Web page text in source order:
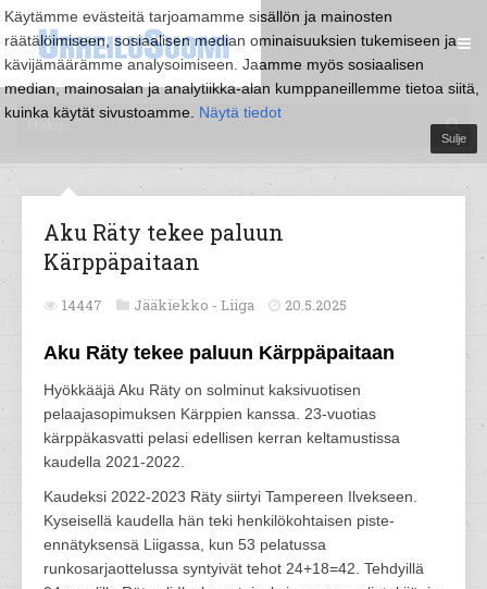
Käytämme evästeitä tarjoamamme sisällön ja mainosten
räätälöimiseen, sosiaalisen median ominaisuuksien tukemiseen ja
kävijämäärämme analysoimiseen. Jaamme myös sosiaalisen
median, mainosalan ja analytiikka-alan kumppaneillemme tietoa siitä,
kuinka käytät sivustoamme. Näytä tiedot
Sulje
Aku Räty tekee paluun
Kärppäpaitaan
14447 Jääkiekko - Liiga 20.5.2025
Aku Räty tekee paluun Kärppäpaitaan
Hyökkääjä Aku Räty on solminut kaksivuotisen
pelaajasopimuksen Kärppien kanssa. 23-vuotias
kärppäkasvatti pelasi edellisen kerran keltamustissa
kaudella 2021-2022.
Kaudeksi 2022-2023 Räty siirtyi Tampereen Ilvekseen.
Kyseisellä kaudella hän teki henkilökohtaisen piste-
ennätyksensä Liigassa, kun 53 pelatussa
runkosarjaottelussa syntyivät tehot 24+18=42. Tehdyillä